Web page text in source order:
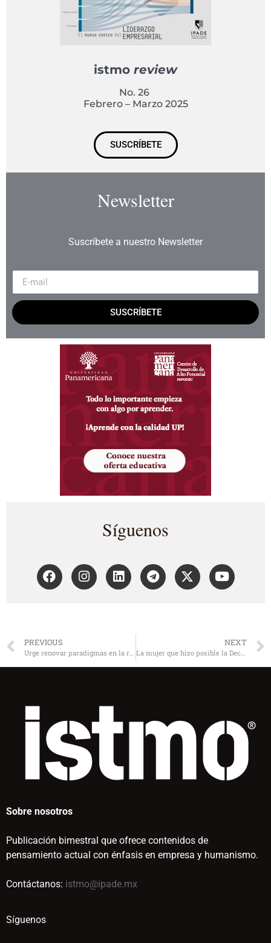
istmo review
No. 26
Febrero – Marzo 2025
SUSCRÍBETE
Newsletter
Suscríbete a nuestro Newsletter
SUSCRÍBETE
Síguenos
PREVIOUS NEXT
La mujer que hizo posible la Declaración Universal de Derechos Humanos
Sobre nosotros
Publicación bimestral que ofrece contenidos de
pensamiento actual con énfasis en empresa y humanismo.
Contáctanos: istmo@ipade.mx
Síguenos